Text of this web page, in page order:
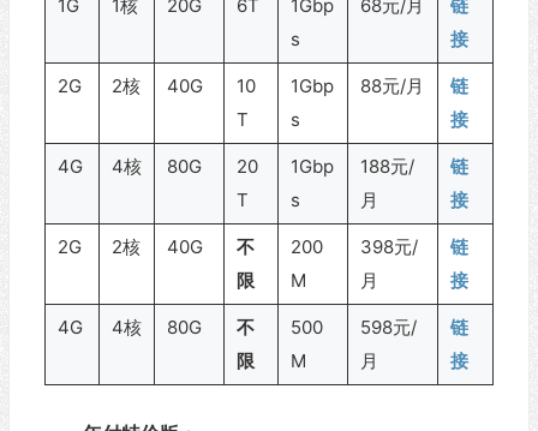
1G 1核 20G 6T
1Gbp
s
68元/月
链
接
2G 2核 40G
10
T
1Gbp
s
88元/月
链
接
4G 4核 80G
20
T
1Gbp
s
188元/
月
链
接
2G 2核 40G
不
限
200
M
398元/
月
链
接
4G 4核 80G
不
限
500
M
598元/
月
链
接